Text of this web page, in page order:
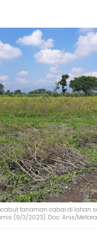
tanaman cabai di lahan
(9/3/2023). Doc: Anis/